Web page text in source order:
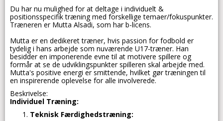
Du har nu mulighed for at deltage i individuelt &
positionsspecifik træning med forskellige temaer/fokuspunkter.
Træneren er Mutta Alsadi, som har b-licens.
Mutta er en dedikeret træner, hvis passion for fodbold er
tydelig i hans arbejde som nuværende U17-træner. Han
besidder en imponerende evne til at motivere spillere og
formår at se de udviklingspunkter spilleren skal arbejde med.
Mutta's positive energi er smittende, hvilket gør træningen til
en inspirerende oplevelse for alle involverede.
Beskrivelse:
Individuel Træning:
Teknisk Færdighedstræning: